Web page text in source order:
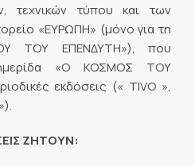
τεχνικών τύπου και των
«ΕΥΡΩΠΗ» (μόνο για τη
ΤΟΥ ΕΠΕΝΔΥΤΗ»), που
«Ο ΚΟΣΜΟΣ ΤΟΥ
εκδόσεις (« TIVO »,
ΖΗΤΟΥΝ: